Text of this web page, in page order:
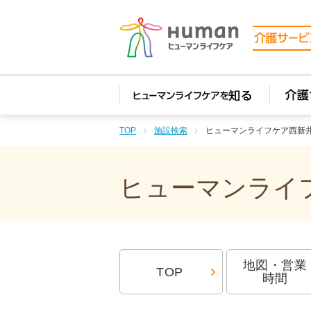
TOP 施設検索 ヒューマンライフケア西新
ヒューマンライ
TOP
地図・営業
時間